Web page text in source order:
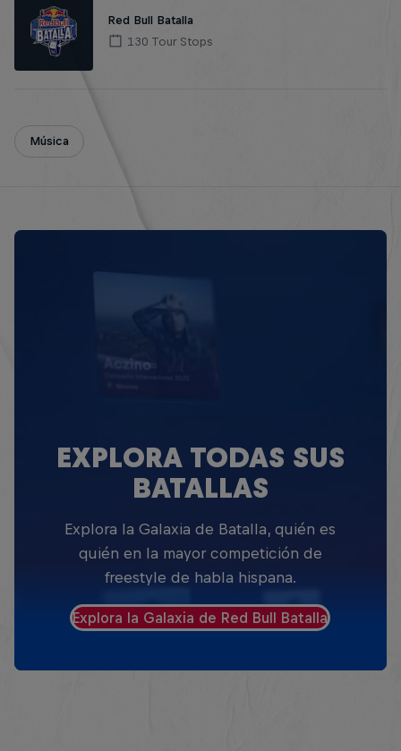
Red Bull Batalla
130 Tour Stops
Música
EXPLORA TODAS SUS
BATALLAS
Explora la Galaxia de Batalla, quién es
quién en la mayor competición de
freestyle de habla hispana.
Explora la Galaxia de Red Bull Batalla